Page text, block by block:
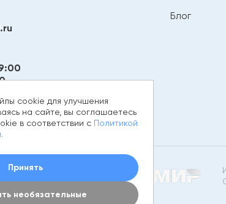
Блог
cookie для улучшения
на сайте, вы соглашаетесь
в соответствии с Политикой
Принять
необязательные